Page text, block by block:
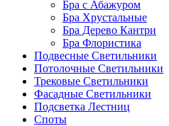
Бра с Абажуром
Бра Хрустальные
Бра Дерево Кантри
Бра Флористика
Подвесные Светильники
Потолочные Светильники
Трековые Светильники
Фасадные Светильники
Подсветка Лестниц
Споты